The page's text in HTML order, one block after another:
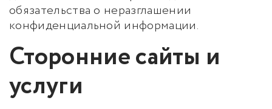
обязательства о неразглашении
конфиденциальной информации.
Сторонние сайты и
услуги